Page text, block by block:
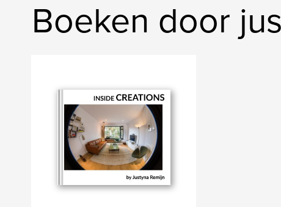
Boeken door